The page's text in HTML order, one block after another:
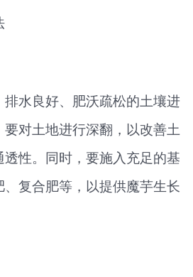
水良好、肥沃疏松的土壤进
对土地进行深翻，以改善土
性。同时，要施入充足的基
、复合肥等，以提供魔芋生长